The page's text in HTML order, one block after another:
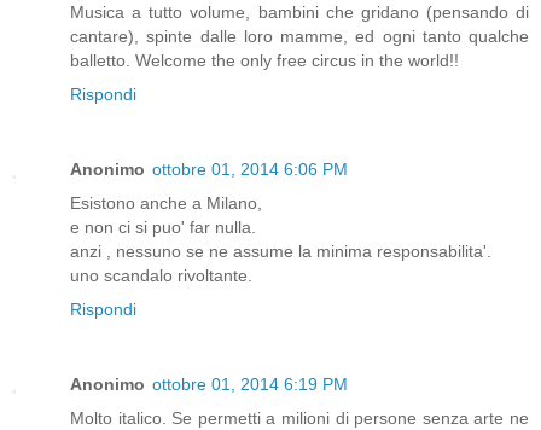
Musica a tutto volume, bambini che gridano (pensando di
cantare), spinte dalle loro mamme, ed ogni tanto qualche
balletto. Welcome the only free circus in the world!!
Rispondi
Anonimo ottobre 01, 2014 6:06 PM
Esistono anche a Milano,
e non ci si puo' far nulla.
anzi , nessuno se ne assume la minima responsabilita'.
uno scandalo rivoltante.
Rispondi
Anonimo ottobre 01, 2014 6:19 PM
Molto italico. Se permetti a milioni di persone senza arte ne